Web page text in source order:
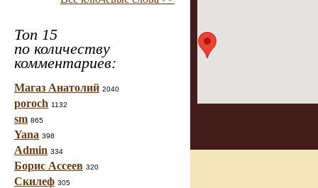
Топ 15
по количеству
комментариев:
Магаз Анатолий 2040
poroch 1132
sm 865
Yana 398
Admin 334
Борис Ассеев 320
Скилеф 305